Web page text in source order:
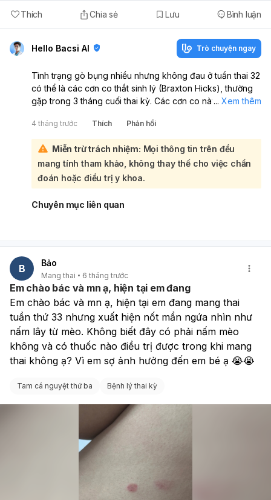
Thích Chia sẻ Lưu Bình luận
Hello Bacsi AI Trò chuyện ngay
Tình trạng gò bụng nhiều nhưng không đau ở tuần thai 32
có thể là các cơn co thắt sinh lý (Braxton Hicks), thường
gặp trong 3 tháng cuối thai kỳ. Các cơn co này giúp tử
gây nguy hiểm:
Tuy nhiên, ở tuần thai 32, nếu các cơn gò xuất hiện
thường xuyên, liên tục, hoặc có xu hướng tăng về tần
suất, cường độ, dù chưa gây đau, vẫn cần được theo dõi
cẩn thận. Đây có thể là dấu hiệu của dọa sinh non hoặc tử
cung đang có hoạt động bất thường. Bạn nên đến cơ sở y
tế có chuyên khoa sản để được thăm khám, kiểm tra cổ tử
gò sinh lý bình thường hay có nguy cơ sinh non để có
ngơi nhiều, hạn chế vận động mạnh và tránh căng thẳng.
... Xem thêm
4 tháng trước Thích Phản hồi
Miễn trừ trách nhiệm: Mọi thông tin trên đều
mang tính tham khảo, không thay thế cho việc chẩn
đoán hoặc điều trị y khoa.
Chuyên mục liên quan
B Bảo
Mang thai 6 tháng trước
Em chào bác và mn ạ, hiện tại em đang
Em chào bác và mn ạ, hiện tại em đang mang thai
tuần thứ 33 nhưng xuất hiện nốt mẩn ngứa nhìn như
nấm lây từ mèo. Không biết đây có phải nấm mèo
không và có thuốc nào điều trị được trong khi mang
thai không ạ? Vì em sợ ảnh hưởng đến em bé ạ 😭😭
Tam cá nguyệt thứ ba Bệnh lý thai kỳ